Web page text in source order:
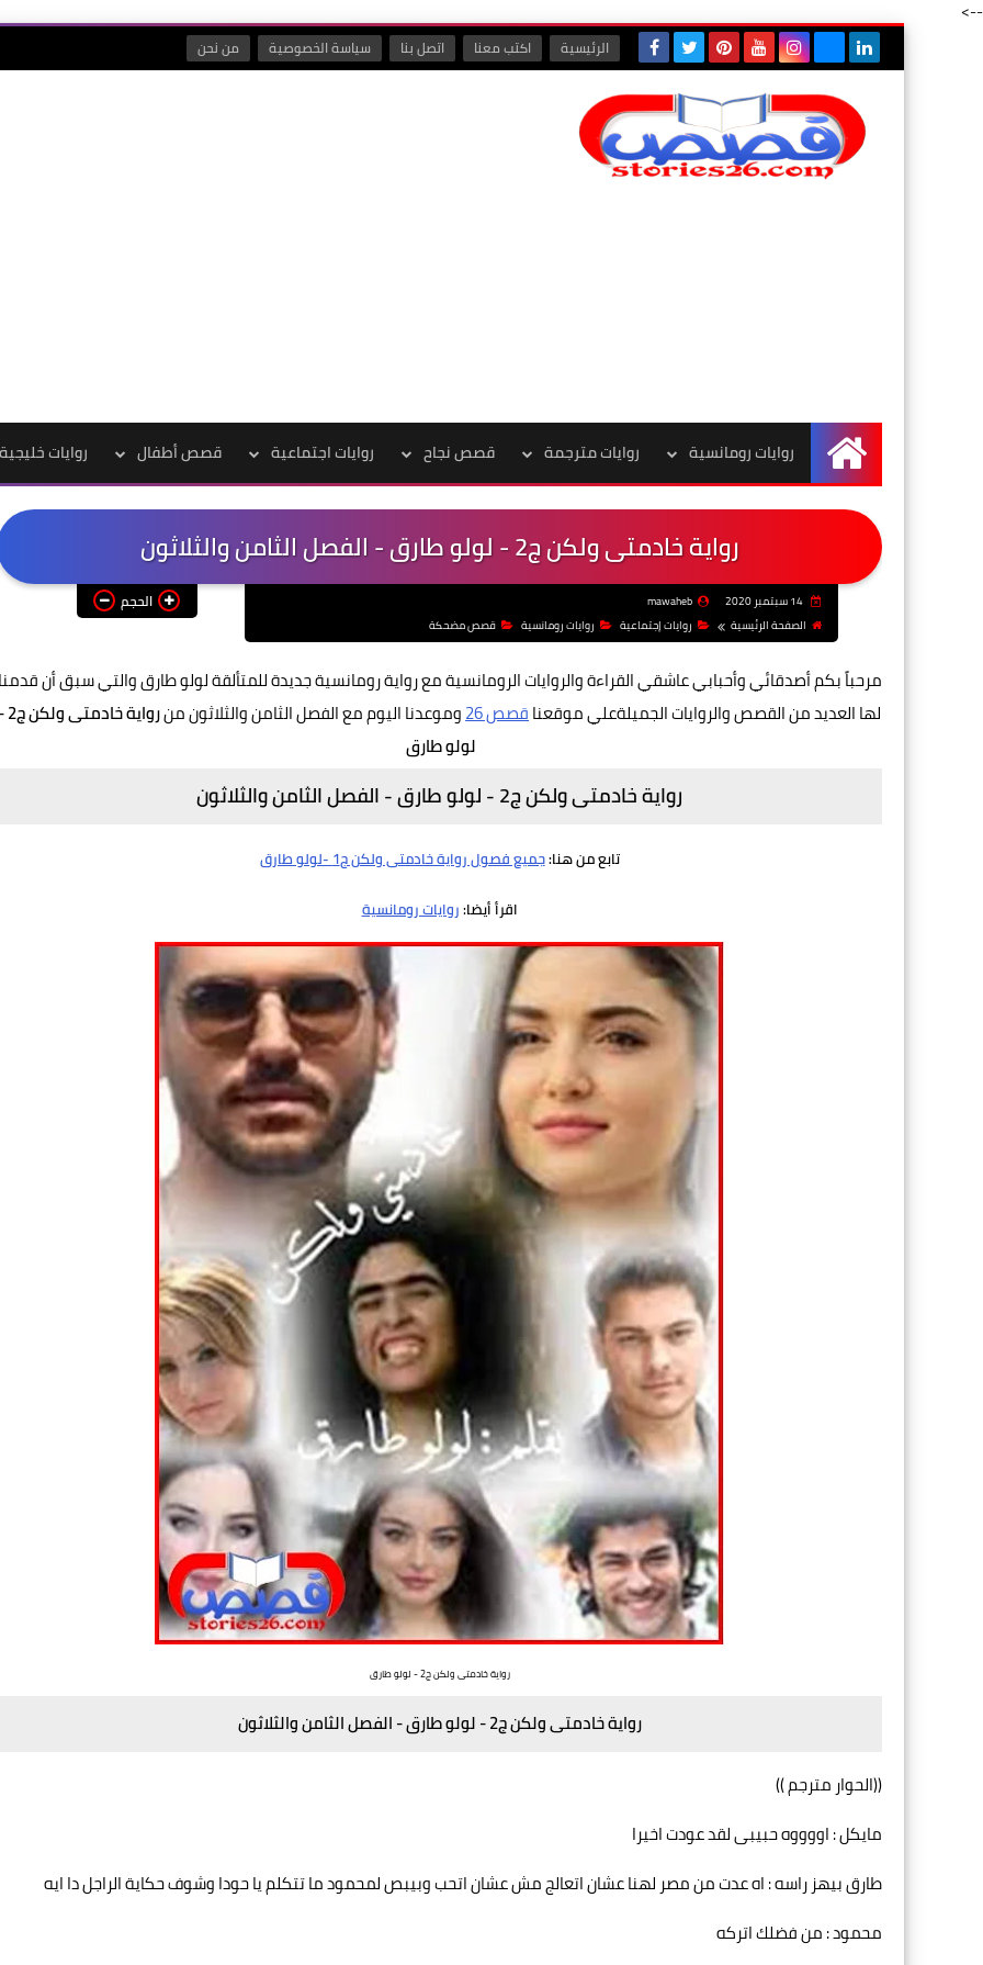
-->
الرئيسية اكتب معنا اتصل بنا سياسة الخصوصية من نحن
الرئيسية
روايات رومانسية روايات مترجمة قصص نجاح روايات اجتماعية قصص أطفال روايات خليجية
رواية خادمتى ولكن ج2 - لولو طارق - الفصل الثامن والثلاثون
14 سبتمبر 2020
mawaheb
الصفحة الرئيسية
روايات إجتماعية روايات رومانسية قصص مضحكة
الحجم
مرحباً بكم أصدقائي وأحبابي عاشقي القراءة والروايات الرومانسية مع رواية رومانسية جديدة للمتألقة لولو طارق والتي سبق أن
لها العديد من القصص والروايات الجميلةعلي موقعناقصص 26 وموعدنا اليوم مع الفصل الثامن والثلاثون من
رواية
لولو طارق
رواية خادمتى ولكن ج2 - لولو طارق - الفصل الثامن والثلاثون
تابع من هنا:جميع فصول رواية خادمتى ولكن ج1 -لولو طارق
اقرأ أيضا:روايات رومانسية
رواية خادمتى ولكن ج2 - لولو طارق
رواية خادمتى ولكن ج2 - لولو طارق - الفصل الثامن والثلاثون
((الحوار مترجم ))
مايكل : اووووه حبيبى لقد عودت اخيرا
طارق بيهز راسه : اه عدت من مصر لهنا عشان اتعالج مش عشان اتحب وبيبص لمحمود ما تتكلم يا حودا وشوف حكاية الراجل دا ايه
محمود : من فضلك اتركه